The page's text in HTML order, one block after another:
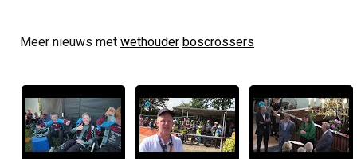
Meer nieuws met wethouder boscrossers